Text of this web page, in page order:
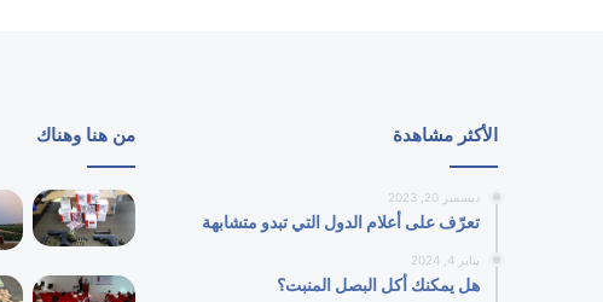
الأكثر مشاهدة
ديسمبر 20, 2023
تعرّف على أعلام الدول التي تبدو متشابهة
يناير 4, 2024
هل يمكنك أكل البصل المنبت؟
من هنا وهناك